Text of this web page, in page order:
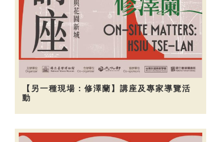
【另一種現場：修澤蘭】講座及專家導覽活
動